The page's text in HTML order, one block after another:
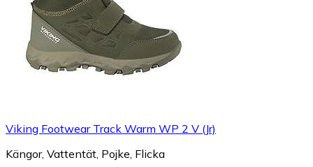
Viking Footwear Track Warm WP 2 V (Jr)
Kängor, Vattentät, Pojke, Flicka